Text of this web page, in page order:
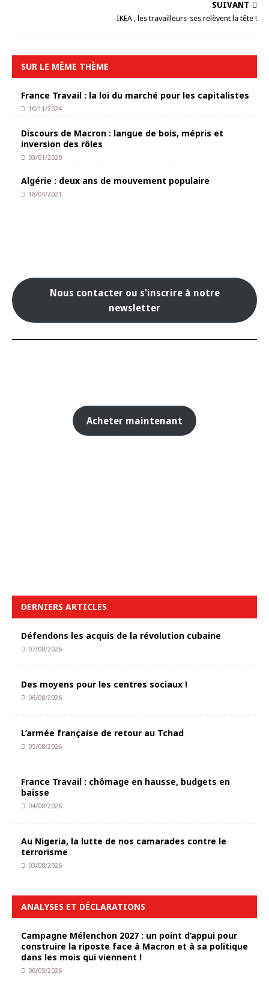
SUIVANT
IKEA , les travailleurs-ses relèvent la tête !
SUR LE MÊME THÈME
France Travail : la loi du marché pour les capitalistes
10/11/2024
Discours de Macron : langue de bois, mépris et
inversion des rôles
03/01/2020
Algérie : deux ans de mouvement populaire
18/04/2021
Nous contacter ou s'inscrire à notre
newsletter
Acheter maintenant
DERNIERS ARTICLES
Défendons les acquis de la révolution cubaine
07/08/2026
Des moyens pour les centres sociaux !
06/08/2026
L’armée française de retour au Tchad
05/08/2026
France Travail : chômage en hausse, budgets en
baisse
04/08/2026
Au Nigeria, la lutte de nos camarades contre le
terrorisme
03/08/2026
ANALYSES ET DÉCLARATIONS
Campagne Mélenchon 2027 : un point d’appui pour
construire la riposte face à Macron et à sa politique
dans les mois qui viennent !
06/05/2026